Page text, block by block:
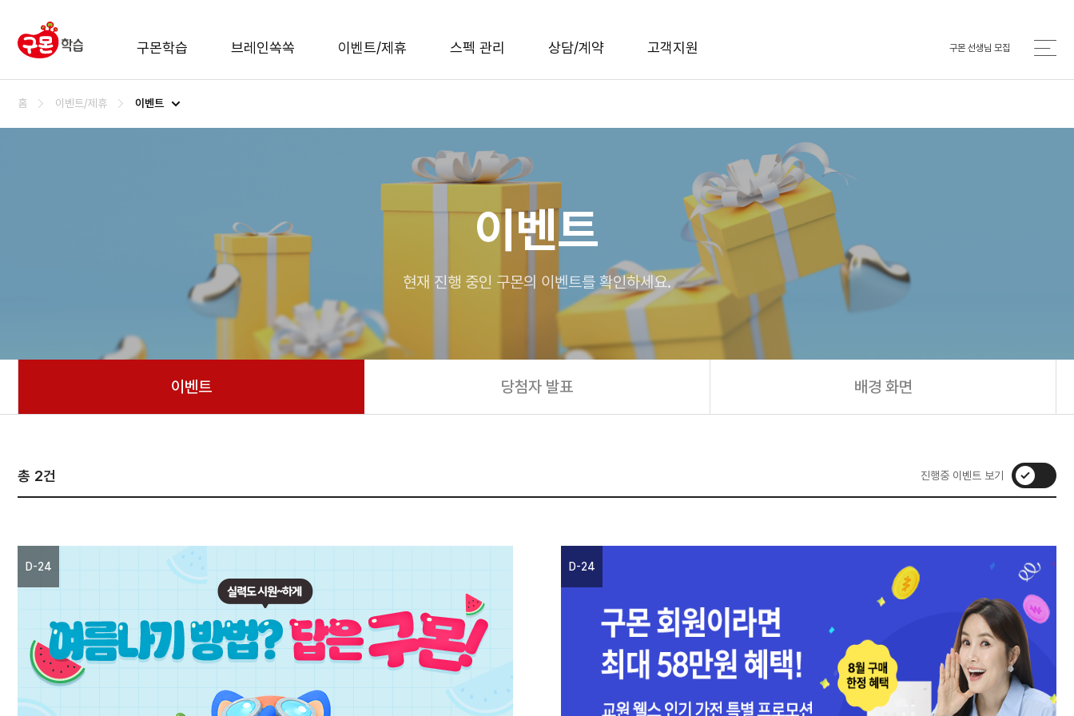
구몬학습 브레인쏙쏙 이벤트/제휴 스펙 관리 상담/계약 고객지원 구몬 선생님 모집
홈 이벤트/제휴 이벤트
이벤트
현재 진행 중인 구몬의 이벤트를 확인하세요.
이벤트 당첨자 발표 배경 화면
2건 진행중 이벤트 보기
D-24 D-24